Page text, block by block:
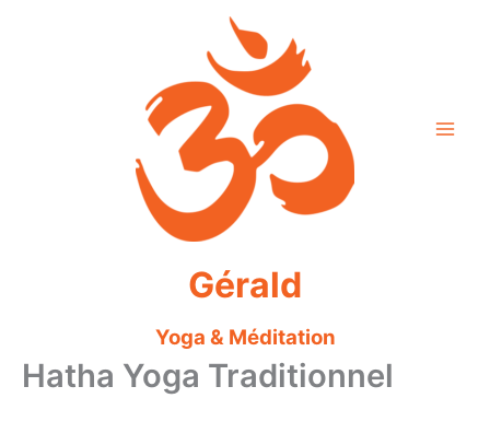
Gérald
Yoga & Méditation
Hatha Yoga Traditionnel